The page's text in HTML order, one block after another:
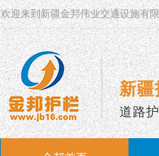
欢迎来到新疆金邦伟业交通设施有
新疆
道路